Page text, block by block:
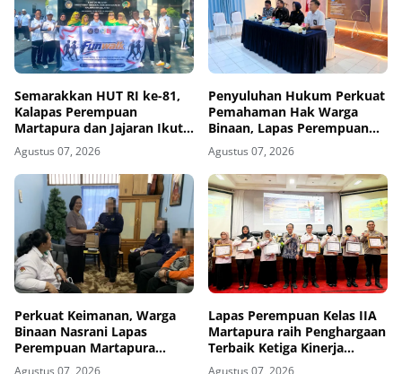
Semarakkan HUT RI ke-81,
Kalapas Perempuan
Martapura dan Jajaran Ikuti
Fun Walk Bersama Kakanwil
Agustus 07, 2026
Penyuluhan Hukum Perkuat
Pemahaman Hak Warga
Binaan, Lapas Perempuan
Martapura Gandeng Yayasan
Cahaya Cendekia Nusantara
Agustus 07, 2026
Perkuat Keimanan, Warga
Binaan Nasrani Lapas
Perempuan Martapura
Kebaktian bersama Gereja
Agustus 07, 2026
Lapas Perempuan Kelas IIA
Martapura raih Penghargaan
Terbaik Ketiga Kinerja
Pelaksanaan Anggaran
Agustus 07, 2026